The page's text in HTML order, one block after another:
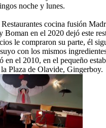
noche y lunes.
Restaurantes cocina fusión
Boman en el 2020 dejó este
le compraron su parte, él
con los mismos
en el 2010, en el pequeño
Plaza de Olavide, Gingerboy.